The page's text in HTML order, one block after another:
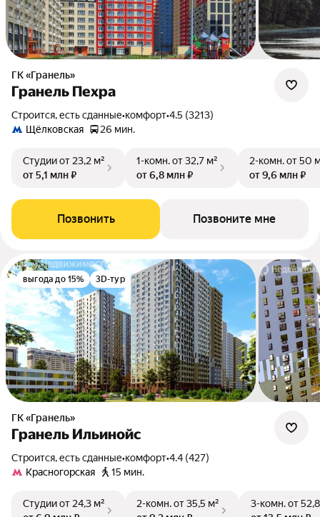
ГК «Гранель»
Гранель Пехра
Строится, есть сданные•комфорт•4.5 (3213)
Щёлковская
26 мин.
Студииот 23,2 м²
от 5,1 млн ₽
1-комн.от 32,7 м²
от 6,8 млн ₽
2-комн.от 50
от 9,6 млн ₽
Позвонить Позвоните мне
выгода до 15% 3D-тур
ГК «Гранель»
Гранель Ильинойс
Строится, есть сданные•комфорт•4.4 (427)
Красногорская
15 мин.
Студииот 24,3 м²
2-комн.от 35,5 м²
3-комн.от